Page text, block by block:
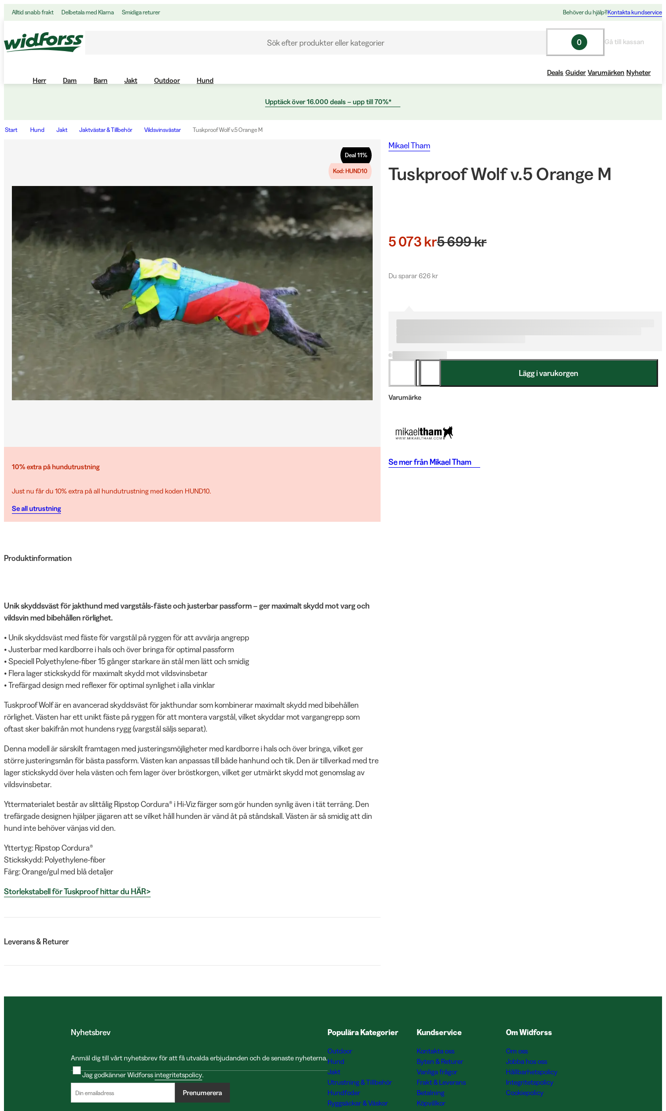
Alltid snabb frakt Delbetala med Klarna Smidiga returer Behöver du hjälp?Kontakta kundservice
Sök efter produkter eller kategorier 0 Gå till kassan
Herr Dam Barn Jakt Outdoor Hund
Deals Guider Varumärken Nyheter
Upptäck över 16.000 deals – upp till 70%*
Start Hund Jakt Jaktvästar & Tillbehör Vildsvinsvästar Tuskproof Wolf v.5 Orange M
Deal 11%
Kod: HUND10
10% extra på hundutrustning
Just nu får du 10% extra på all hundutrustning med koden HUND10.
Se all utrustning
Produktinformation
Unik skyddsväst för jakthund med vargståls-fäste och justerbar passform – ger maximalt skydd mot varg och
vildsvin med bibehållen rörlighet.
• Unik skyddsväst med fäste för vargstål på ryggen för att avvärja angrepp
• Justerbar med kardborre i hals och över bringa för optimal passform
• Speciell Polyethylene-fiber 15 gånger starkare än stål men lätt och smidig
• Flera lager stickskydd för maximalt skydd mot vildsvinsbetar
• Trefärgad design med reflexer för optimal synlighet i alla vinklar
Tuskproof Wolf är en avancerad skyddsväst för jakthundar som kombinerar maximalt skydd med bibehållen
rörlighet. Västen har ett unikt fäste på ryggen för att montera vargstål, vilket skyddar mot vargangrepp som
oftast sker bakifrån mot hundens rygg (vargstål säljs separat).
Denna modell är särskilt framtagen med justeringsmöjligheter med kardborre i hals och över bringa, vilket ger
större justeringsmån för bästa passform. Västen kan anpassas till både hanhund och tik. Den är tillverkad med tre
lager stickskydd över hela västen och fem lager över bröstkorgen, vilket ger utmärkt skydd mot genomslag av
vildsvinsbetar.
Yttermaterialet består av slittålig Ripstop Cordura® i Hi-Viz färger som gör hunden synlig även i tät terräng. Den
trefärgade designen hjälper jägaren att se vilket håll hunden är vänd åt på ståndskall. Västen är så smidig att din
hund inte behöver vänjas vid den.
Yttertyg: Ripstop Cordura®
Stickskydd: Polyethylene-fiber
Färg: Orange/gul med blå detaljer
Storlekstabell för Tuskproof hittar du HÄR>
Leverans & Returer
Mikael Tham
Tuskproof Wolf v.5 Orange M
5 073 kr5 699 kr
Du sparar 626 kr
Lägg i varukorgen
Varumärke
Se mer från Mikael Tham
Nyhetsbrev
Anmäl dig till vårt nyhetsbrev för att få utvalda erbjudanden och de senaste nyheterna.
Jag godkänner Widforssintegritetspolicy.
Prenumerera
Populära Kategorier
Outdoor
Hund
Jakt
Utrustning & Tillbehör
Hundfoder
Ryggsäckar & Väskor
Kundservice
Kontakta oss
Byten & Returer
Vanliga frågor
Frakt & Leverans
Betalning
Köpvillkor
Om Widforss
Om oss
Jobba hos oss
Hållbarhetspolicy
Integritetspolicy
Cookiepolicy